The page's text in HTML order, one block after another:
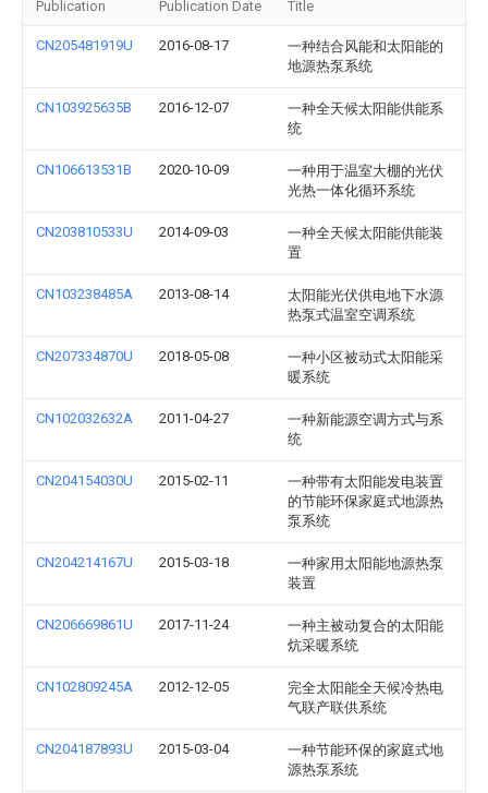
Publication Publication Date Title
CN205481919U 2016-08-17
一种结合风能和太阳能的
地源热泵系统
CN103925635B 2016-12-07
一种全天候太阳能供能系
统
CN106613531B 2020-10-09
一种用于温室大棚的光伏
光热一体化循环系统
CN203810533U 2014-09-03
一种全天候太阳能供能装
置
CN103238485A 2013-08-14
太阳能光伏供电地下水源
热泵式温室空调系统
CN207334870U 2018-05-08
一种小区被动式太阳能采
暖系统
CN102032632A 2011-04-27
一种新能源空调方式与系
统
CN204154030U 2015-02-11
一种带有太阳能发电装置
的节能环保家庭式地源热
泵系统
CN204214167U 2015-03-18
一种家用太阳能地源热泵
装置
CN206669861U 2017-11-24
一种主被动复合的太阳能
炕采暖系统
CN102809245A 2012-12-05
完全太阳能全天候冷热电
气联产联供系统
CN204187893U 2015-03-04
一种节能环保的家庭式地
源热泵系统